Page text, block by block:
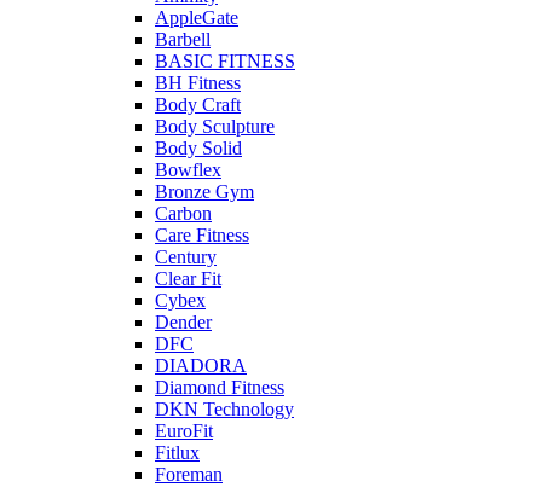
AppleGate
Barbell
BASIC FITNESS
BH Fitness
Body Craft
Body Sculpture
Body Solid
Bowflex
Bronze Gym
Carbon
Care Fitness
Century
Clear Fit
Cybex
Dender
DFC
DIADORA
Diamond Fitness
DKN Technology
EuroFit
Fitlux
Foreman